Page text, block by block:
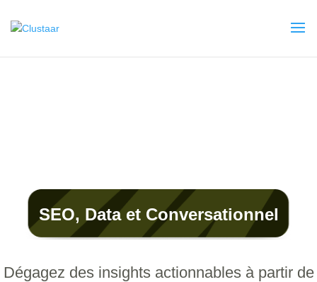
SEO, Data et Conversationnel
Dégagez des insights actionnables à partir de